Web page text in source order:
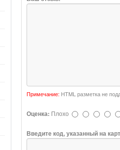
Примечание: HTML разметка не
Оценка: Плохо
Введите код, указанный на